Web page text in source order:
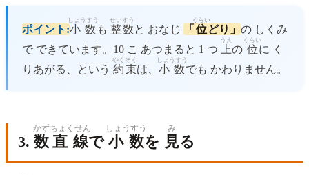
ポイント:小数
しょうすう
も 整数
せいすう
と おなじ 「 位
くらい
どり」 の しくみ
で できています。10 こ あつまると 1 つ
上
うえ
の 位
くらい
に く
りあがる、という 約
やく
束
そく
は、 小数
しょうすう
でも かわりません。
3. 数
かず
直線
ちょくせん
で 小数
しょうすう
を 見
み
る